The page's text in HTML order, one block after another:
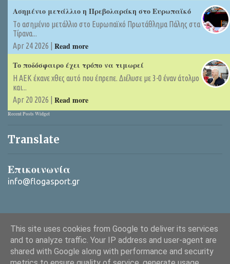
Ασημένιο μετάλλιο η Πρεβολαράκη στο Ευρωπαϊκό
Tο ασημένιο μετάλλιο στο Ευρωπαϊκό Πρωτάθλημα Πάλης στα
Τίρανα...
Apr 24 2026 | Read more
Το ποδόσφαιρο έχει τρόπο να τιμωρεί
Η ΑΕΚ έκανε χθες αυτό που έπρεπε. Διέλυσε με 3-0 έναν άτολμο
και...
Apr 20 2026 | Read more
Recent Posts Widget
Translate
Επικοινωνία
info@flogasport.gr
This site uses cookies from Google to deliver its services
and to analyze traffic. Your IP address and user-agent are
shared with Google along with performance and security